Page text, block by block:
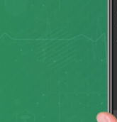
Ya se
“Escribanos